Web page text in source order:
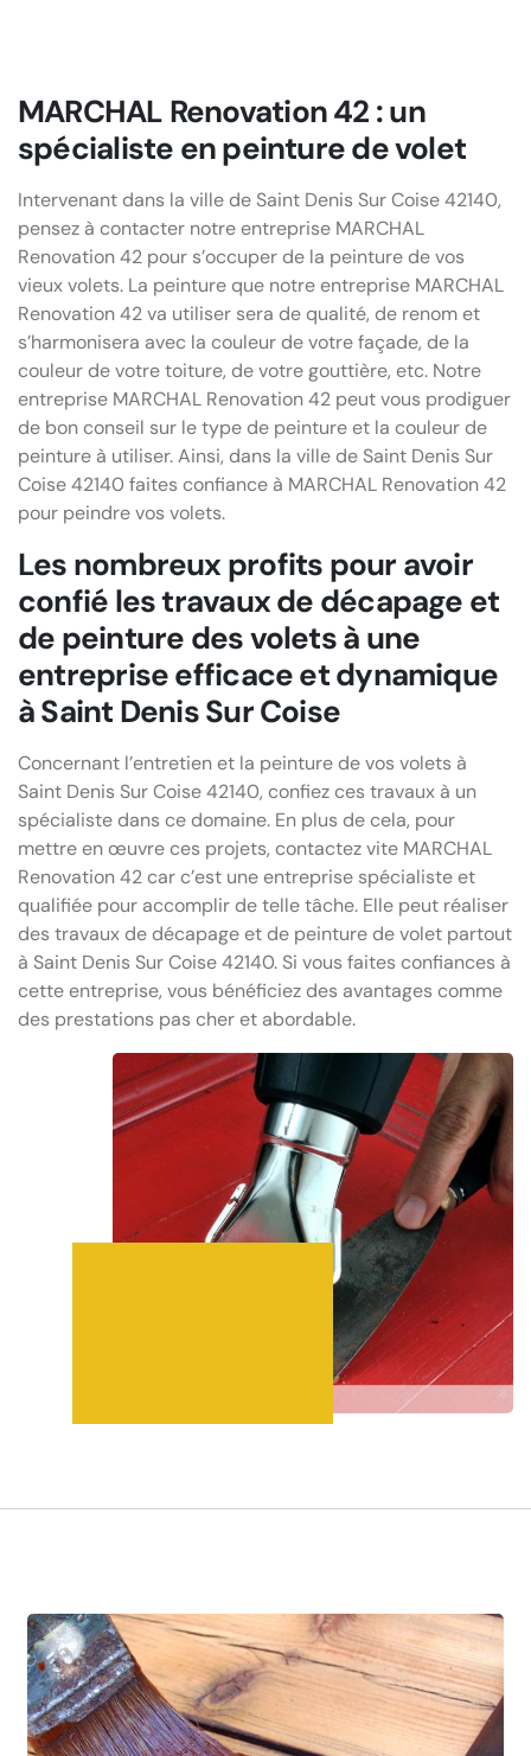
MARCHAL Renovation 42 : un
spécialiste en peinture de volet
Intervenant dans la ville de Saint Denis Sur Coise 42140,
pensez à contacter notre entreprise MARCHAL
Renovation 42 pour s’occuper de la peinture de vos
vieux volets. La peinture que notre entreprise MARCHAL
Renovation 42 va utiliser sera de qualité, de renom et
s’harmonisera avec la couleur de votre façade, de la
couleur de votre toiture, de votre gouttière, etc. Notre
entreprise MARCHAL Renovation 42 peut vous prodiguer
de bon conseil sur le type de peinture et la couleur de
peinture à utiliser. Ainsi, dans la ville de Saint Denis Sur
Coise 42140 faites confiance à MARCHAL Renovation 42
pour peindre vos volets.
Les nombreux profits pour avoir
confié les travaux de décapage et
de peinture des volets à une
entreprise efficace et dynamique
à Saint Denis Sur Coise
Concernant l’entretien et la peinture de vos volets à
Saint Denis Sur Coise 42140, confiez ces travaux à un
spécialiste dans ce domaine. En plus de cela, pour
mettre en œuvre ces projets, contactez vite MARCHAL
Renovation 42 car c’est une entreprise spécialiste et
qualifiée pour accomplir de telle tâche. Elle peut réaliser
des travaux de décapage et de peinture de volet partout
à Saint Denis Sur Coise 42140. Si vous faites confiances à
cette entreprise, vous bénéficiez des avantages comme
des prestations pas cher et abordable.